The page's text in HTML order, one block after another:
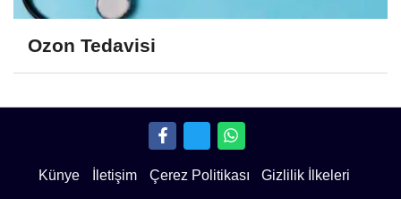
Ozon Tedavisi
Künye İletişim Çerez Politikası Gizlilik İlkeleri